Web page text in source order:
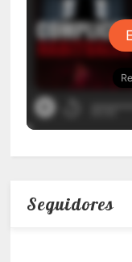
Seguidores